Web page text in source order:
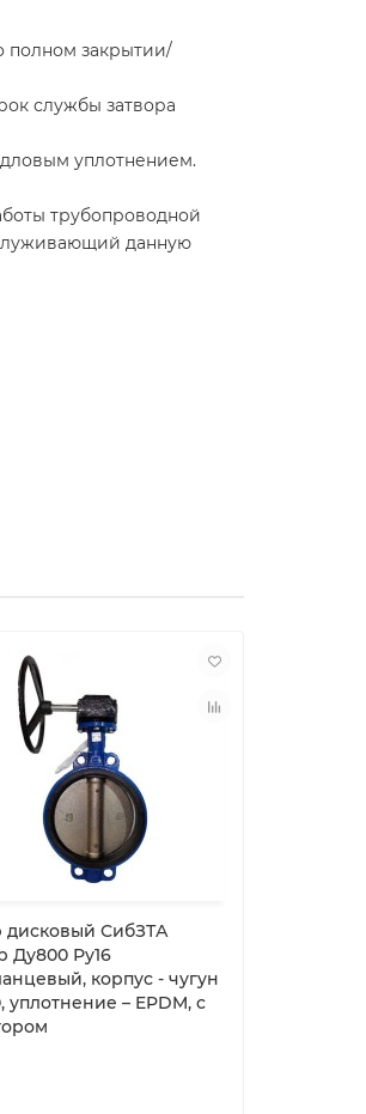
полном закрытии/
службы затвора
уплотнением.
трубопроводной
данную
дисковый СибЗТА
Ду800 Ру16
корпус - чугун
уплотнение – EPDM, с